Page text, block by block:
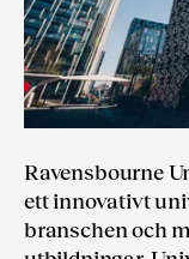
Ravensbourne
ett innovativt
branschen och